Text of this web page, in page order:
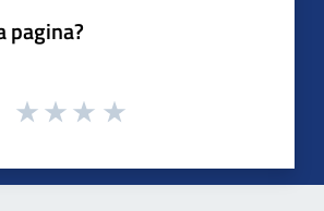
pagina?